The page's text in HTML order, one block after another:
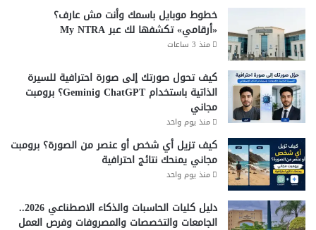
خطوط موبايل باسمك وأنت مش عارف؟
«أرقامي» تكشفها لك عبر My NTRA
منذ 3 ساعات
كيف تحول صورتك إلى صورة احترافية للسيرة
الذاتية باستخدام ChatGPT وGemini؟ برومبت
مجاني
منذ يوم واحد
كيف تزيل أي شخص أو عنصر من الصورة؟ برومبت
مجاني يمنحك نتائج احترافية
منذ يوم واحد
دليل كليات الحاسبات والذكاء الاصطناعي 2026..
الجامعات والتخصصات والمصروفات وفرص العمل